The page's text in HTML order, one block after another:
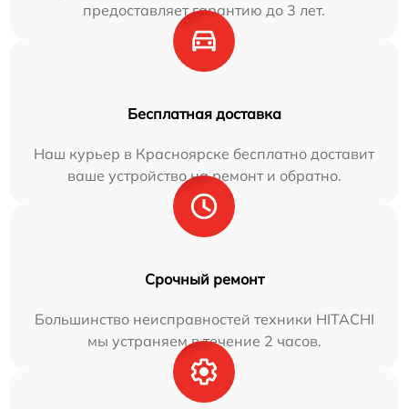
предоставляет гарантию до 3 лет.
Бесплатная доставка
Наш курьер в Красноярске бесплатно доставит
ваше устройство на ремонт и обратно.
Срочный ремонт
Большинство неисправностей техники HITACHI
мы устраняем в течение 2 часов.